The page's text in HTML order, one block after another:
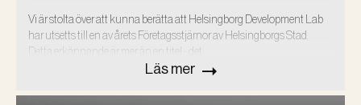
Vi är stolta över att kunna berätta att Helsingborg Development Lab
har utsetts till en av årets Företagsstjärnor av Helsingborgs Stad.
Detta erkännande är mer än en titel - det…
Läs mer